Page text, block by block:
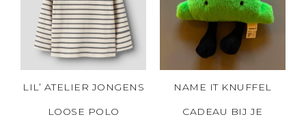
LIL’ ATELIER JONGENS
LOOSE POLO
NAME IT KNUFFEL
CADEAU BIJ JE